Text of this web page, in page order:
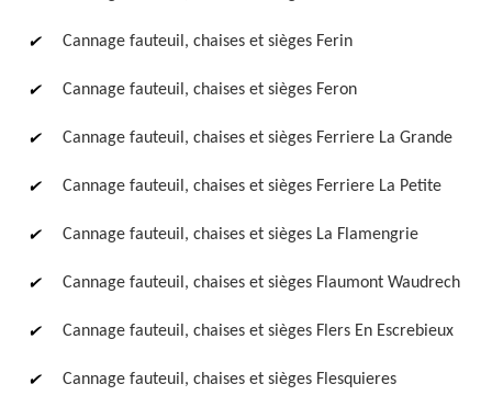
Cannage fauteuil, chaises et sièges Ferin
Cannage fauteuil, chaises et sièges Feron
Cannage fauteuil, chaises et sièges Ferriere La Grande
Cannage fauteuil, chaises et sièges Ferriere La Petite
Cannage fauteuil, chaises et sièges La Flamengrie
Cannage fauteuil, chaises et sièges Flaumont Waudrech
Cannage fauteuil, chaises et sièges Flers En Escrebieux
Cannage fauteuil, chaises et sièges Flesquieres